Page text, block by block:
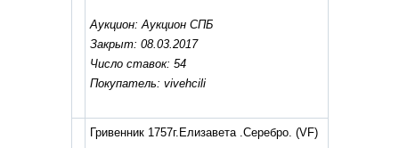
Аукцион: Аукцион СПБ
Закрыт: 08.03.2017
Число ставок: 54
Покупатель: vivehcili
Гривенник 1757г.Елизавета .Серебро. (VF)